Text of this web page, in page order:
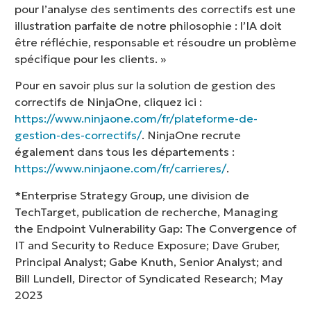
pour l’analyse des sentiments des correctifs est une
illustration parfaite de notre philosophie : l’IA doit
être réfléchie, responsable et résoudre un problème
spécifique pour les clients. »
Pour en savoir plus sur la solution de gestion des
correctifs de NinjaOne, cliquez ici :
https://www.ninjaone.com/fr/plateforme-de-
gestion-des-correctifs/. NinjaOne recrute
également dans tous les départements :
https://www.ninjaone.com/fr/carrieres/.
*Enterprise Strategy Group, une division de
TechTarget, publication de recherche, Managing
the Endpoint Vulnerability Gap: The Convergence of
IT and Security to Reduce Exposure; Dave Gruber,
Principal Analyst; Gabe Knuth, Senior Analyst; and
Bill Lundell, Director of Syndicated Research; May
2023